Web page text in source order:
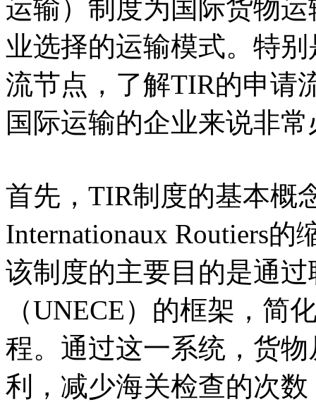
运输）制度为国际货物
业选择的运输模式。特
流节点，了解TIR的申请
国际运输的企业来说非
首先，TIR制度的基本概
Internationaux Routiers
该制度的主要目的是通
（UNECE）的框架，简
程。通过这一系统，货
利，减少海关检查的次